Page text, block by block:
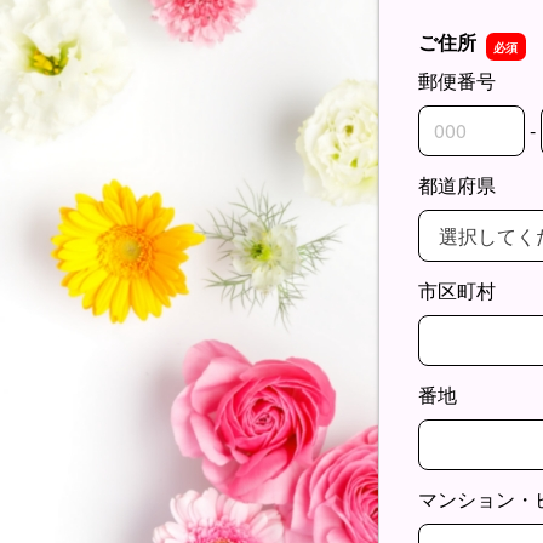
ご住所
郵便番号
郵便番号の上-
郵便番号の下
都道府県
市区町村
番地
マンション・